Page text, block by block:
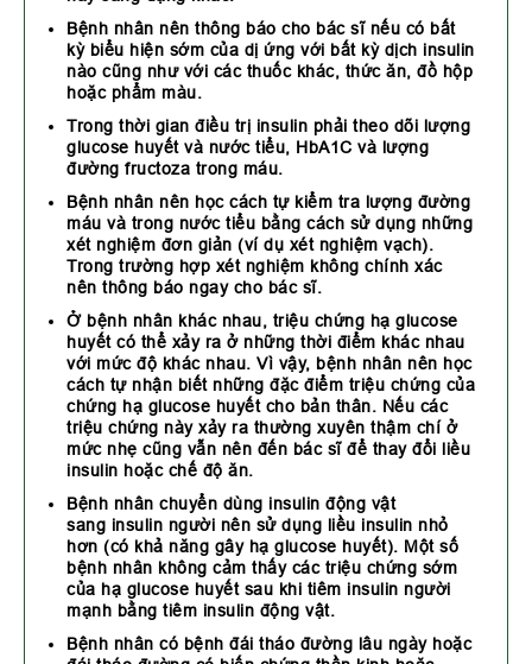
Bệnh nhân nên thông báo cho bác sĩ nếu có bất
kỳ biểu hiện sớm của dị ứng với bất kỳ dịch insulin
nào cũng như với các thuốc khác, thức ăn, đồ hộp
hoặc phẩm màu.
Trong thời gian điều trị insulin phải theo dõi lượng
glucose huyết và nước tiểu, HbA1C và lượng
đường fructoza trong máu.
Bệnh nhân nên học cách tự kiểm tra lượng đường
máu và trong nước tiểu bằng cách sử dụng những
xét nghiệm đơn giản (ví dụ xét nghiệm vạch).
Trong trường hợp xét nghiệm không chính xác
nên thông báo ngay cho bác sĩ.
Ở bệnh nhân khác nhau, triệu chứng hạ glucose
huyết có thể xảy ra ở những thời điểm khác nhau
với mức độ khác nhau. Vì vậy, bệnh nhân nên học
cách tự nhận biết những đặc điểm triệu chứng của
chứng hạ glucose huyết cho bản thân. Nếu các
triệu chứng này xảy ra thường xuyên thậm chí ở
mức nhẹ cũng vẫn nên đến bác sĩ để thay đổi liều
insulin hoặc chế độ ăn.
Bệnh nhân chuyển dùng insulin động vật
sang insulin người nên sử dụng liều insulin nhỏ
hơn (có khả năng gây hạ glucose huyết). Một số
bệnh nhân không cảm thấy các triệu chứng sớm
của hạ glucose huyết sau khi tiêm insulin người
mạnh bằng tiêm insulin động vật.
Bệnh nhân có bệnh đái tháo đường lâu ngày hoặc